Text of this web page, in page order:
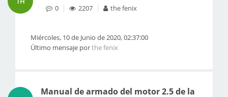
0 2207 the fenix
Miércoles, 10 de Junio de 2020, 02:37:00
Último mensaje porthe fenix
Manual de armado del motor 2.5 de la